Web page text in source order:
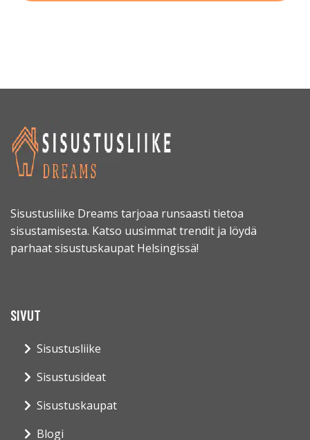
Sisustusliike Dreams tarjoaa runsaasti tietoa
sisustamisesta. Katso uusimmat trendit ja löydä
parhaat sisustuskaupat Helsingissä!
SIVUT
Sisustusliike
Sisustusideat
Sisustuskaupat
Blogi